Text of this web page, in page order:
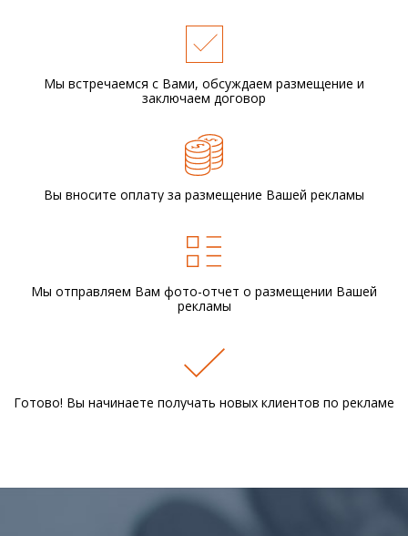
Мы встречаемся с Вами, обсуждаем размещение и
заключаем договор
Вы вносите оплату за размещение Вашей рекламы
Мы отправляем Вам фото-отчет о размещении Вашей
рекламы
Готово! Вы начинаете получать новых клиентов по рекламе